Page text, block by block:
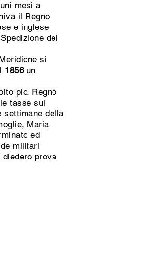
mesi a
il Regno
e inglese
dei
si
1856un
pio. Regnò
tasse sul
settimane della
Maria
ed
militari
prova